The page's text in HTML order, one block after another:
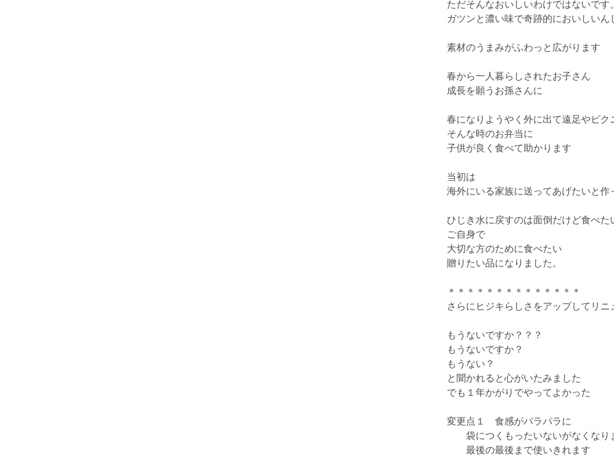
ただそんなおいしいわけではないです
ガツンと濃い味で奇跡的においしいん
素材のうまみがふわっと広がります
春から一人暮らしされたお子さん
成長を願うお孫さんに
春になりようやく外に出て遠足やピク
そんな時のお弁当に
子供が良く食べて助かります
当初は
海外にいる家族に送ってあげたいと作
ひじき水に戻すのは面倒だけど食べた
ご自身で
大切な方のために食べたい
贈りたい品になりました。
＊＊＊＊＊＊＊＊＊＊＊＊＊＊
さらにヒジキらしさをアップしてリニ
もうないですか？？？
もうないですか？
もうない？
と聞かれると心がいたみました
でも１年かがりでやってよかった
変更点１ 食感がパラパラに
袋につくもったいないがなくなり
最後の最後まで使いきれます